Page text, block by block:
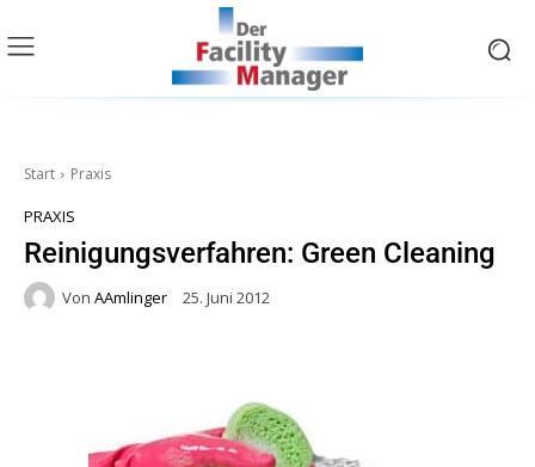
Start Praxis
PRAXIS
Reinigungsverfahren: Green Cleaning
Von AAmlinger 25. Juni 2012